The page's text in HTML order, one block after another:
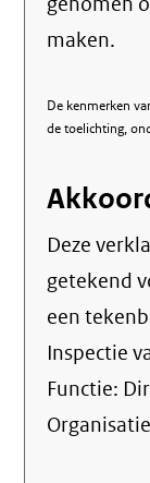
maken.
De kenmerken
de toelichting,
Deze
getekend
een
Inspectie
Functie:
Organisatie